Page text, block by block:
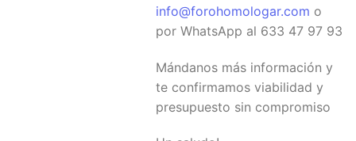
info@forohomologar.com o
por WhatsApp al 633 47 97 93
Mándanos más información y
te confirmamos viabilidad y
presupuesto sin compromiso